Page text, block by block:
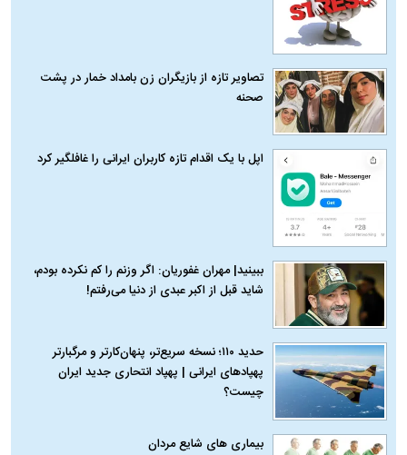
تصاویر تازه از بازیگران زن بامداد خمار در پشت
صحنه
اپل با یک اقدام تازه کاربران ایرانی را غافلگیر کرد
ببینید| مهران غفوریان: اگر وزنم را کم نکرده بودم،
شاید قبل از اکبر عبدی از دنیا می‌رفتم!
حدید ۱۱۰؛ نسخه سریع‌تر، پنهان‌کارتر و مرگبارتر
پهپادهای ایرانی | پهپاد انتحاری جدید ایران
چیست؟
بیماری‌ های شایع مردان